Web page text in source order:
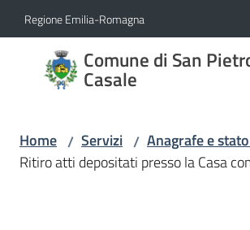
Vai al contenuto
Vai alla navigazione
Vai al footer
Regione Emilia-Romagna
Comune di San
Casale
Comune
di San
Casale
Home / Servizi / Anagrafe e
Ritiro atti depositati presso la Casa